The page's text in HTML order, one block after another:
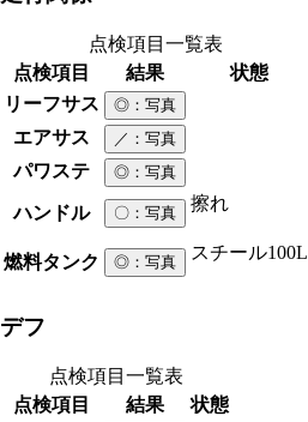
点検項目一覧表
点検項目
結果
状態
リーフサス
◎ ：写真
エアサス ／ ：写真
パワステ ◎ ：写真
ハンドル 〇 ：写真 擦れ
燃料タンク ◎ ：写真 スチール100L
デフ
点検項目一覧表
点検項目
結果
状態